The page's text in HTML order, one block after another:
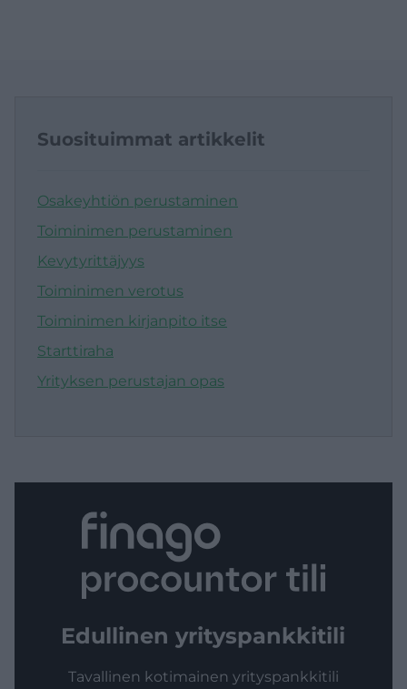
Suosituimmat artikkelit
Osakeyhtiön perustaminen
Toiminimen perustaminen
Kevytyrittäjyys
Toiminimen verotus
Toiminimen kirjanpito itse
Starttiraha
Yrityksen perustajan opas
Edullinen yrityspankkitili
Tavallinen kotimainen yrityspankkitili